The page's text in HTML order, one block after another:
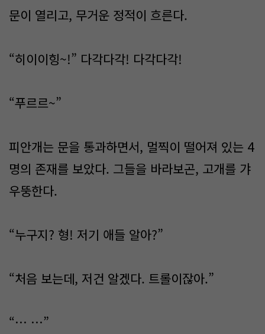
문이 열리고, 무거운 정적이 흐른다.
“히이이힝~!” 다각다각! 다각다각!
“푸르르~”
피안개는 문을 통과하면서, 멀찍이 떨어져 있는 4
명의 존재를 보았다. 그들을 바라보곤, 고개를 갸
우뚱한다.
“누구지? 형! 저기 애들 알아?”
“처음 보는데, 저건 알겠다. 트롤이잖아.”
“… …”